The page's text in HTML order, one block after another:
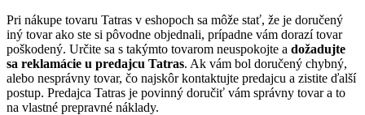
Pri nákupe tovaru Tatras v eshopoch sa môže stať, že je doručený
iný tovar ako ste si pôvodne objednali, prípadne vám dorazí tovar
poškodený. Určite sa s takýmto tovarom neuspokojte a dožadujte
sa reklamácie u predajcu Tatras. Ak vám bol doručený chybný,
alebo nesprávny tovar, čo najskôr kontaktujte predajcu a zistite ďalší
postup. Predajca Tatras je povinný doručiť vám správny tovar a to
na vlastné prepravné náklady.